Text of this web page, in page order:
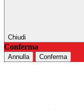
Chiudi
Conferma
Annulla Conferma